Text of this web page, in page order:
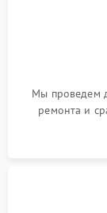
Мы проведем
ремонта и